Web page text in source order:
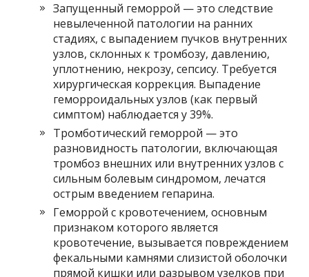
Запущенный геморрой — это следствие
невылеченной патологии на ранних
стадиях, с выпадением пучков внутренних
узлов, склонных к тромбозу, давлению,
уплотнению, некрозу, сепсису. Требуется
хирургическая коррекция. Выпадение
геморроидальных узлов (как первый
симптом) наблюдается у 39%.
Тромботический геморрой — это
разновидность патологии, включающая
тромбоз внешних или внутренних узлов с
сильным болевым синдромом, лечатся
острым введением гепарина.
Геморрой с кровотечением, основным
признаком которого является
кровотечение, вызывается повреждением
фекальными камнями слизистой оболочки
прямой кишки или разрывом узелков при